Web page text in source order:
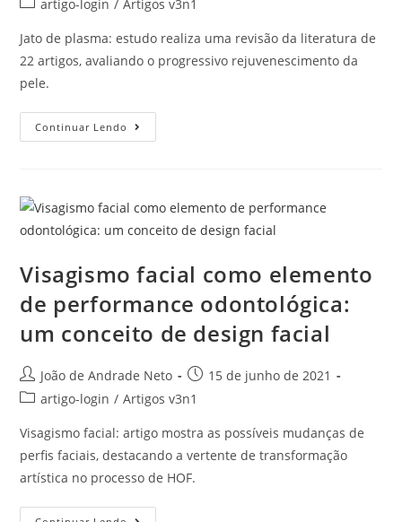
artigo-login / Artigos v3n1
Jato de plasma: estudo realiza uma revisão da literatura de
22 artigos, avaliando o progressivo rejuvenescimento da
pele.
Continuar Lendo
Visagismo facial como elemento
de performance odontológica:
um conceito de design facial
João de Andrade Neto
15 de junho de 2021
artigo-login / Artigos v3n1
Visagismo facial: artigo mostra as possíveis mudanças de
perfis faciais, destacando a vertente de transformação
artística no processo de HOF.